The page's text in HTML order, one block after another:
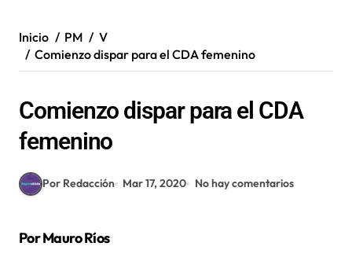
Inicio PM
V
Comienzo dispar para el CDA femenino
Comienzo dispar para el CDA
femenino
Por Redacción Mar 17, 2020 No hay comentarios
Por Mauro Ríos